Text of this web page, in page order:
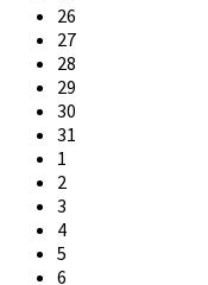
26
27
28
29
30
31
1
2
3
4
5
6